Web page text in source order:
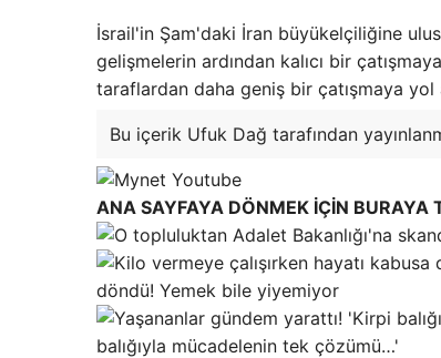
İsrail'in Şam'daki İran büyükelçiliğine
gelişmelerin ardından kalıcı bir
taraflardan daha geniş bir çatışmaya yol
Bu içerik Ufuk Dağ tarafından
ANA SAYFAYA DÖNMEK İÇİN BURAYA
döndü! Yemek bile yiyemiyor
balığıyla mücadelenin tek çözümü…'